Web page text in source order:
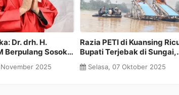
Tegaskan PT
Wajib Bangun
Paling Lambat
2025
Bukan Hanya Gertak Sambal,
Bupati Kuansing Mulai Cari
Batu Untuk Bendung Rancang
Sistem Saringan Sungai Hulu
Sabtu, 06 September 2025